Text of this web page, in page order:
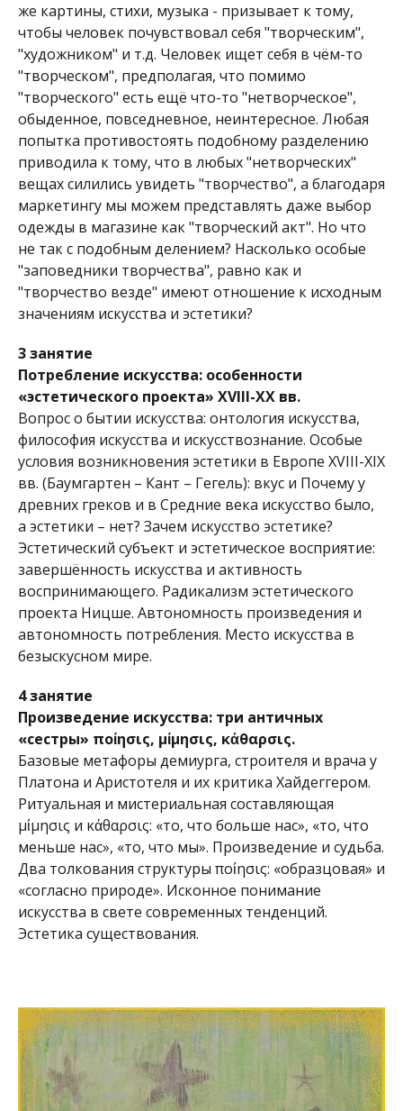
же картины, стихи, музыка - призывает к тому,
чтобы человек почувствовал себя "творческим",
"художником" и т.д. Человек ищет себя в чём-то
"творческом", предполагая, что помимо
"творческого" есть ещё что-то "нетворческое",
обыденное, повседневное, неинтересное. Любая
попытка противостоять подобному разделению
приводила к тому, что в любых "нетворческих"
вещах силились увидеть "творчество", а благодаря
маркетингу мы можем представлять даже выбор
одежды в магазине как "творческий акт". Но что
не так с подобным делением? Насколько особые
"заповедники творчества", равно как и
"творчество везде" имеют отношение к исходным
значениям искусства и эстетики?
3 занятие
Потребление искусства: особенности
«эстетического проекта» XVIII-XX вв.
Вопрос о бытии искусства: онтология искусства,
философия искусства и искусствознание. Особые
условия возникновения эстетики в Европе XVIII-XIX
вв. (Баумгартен – Кант – Гегель): вкус и Почему у
древних греков и в Средние века искусство было,
а эстетики – нет? Зачем искусство эстетике?
Эстетический субъект и эстетическое восприятие:
завершённость искусства и активность
воспринимающего. Радикализм эстетического
проекта Ницше. Автономность произведения и
автономность потребления. Место искусства в
безыскусном мире.
4 занятие
Произведение искусства: три античных
«сестры» ποίησις, μίμησις, κάθαρσις.
Базовые метафоры демиурга, строителя и врача у
Платона и Аристотеля и их критика Хайдеггером.
Ритуальная и мистериальная составляющая
μίμησις и κάθαρσις: «то, что больше нас», «то, что
меньше нас», «то, что мы». Произведение и судьба.
Два толкования структуры ποίησις: «образцовая» и
«согласно природе». Исконное понимание
искусства в свете современных тенденций.
Эстетика существования.